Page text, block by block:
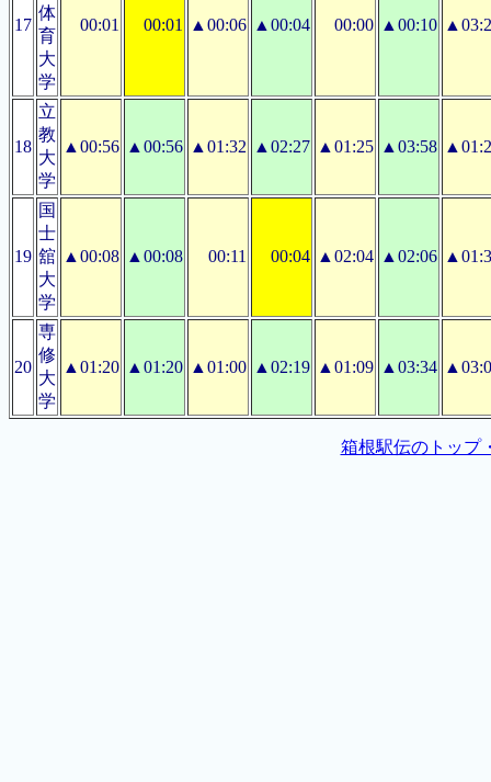
17
体
育
大
学
00:01 00:01 ▲00:06 ▲00:04 00:00 ▲00:10
18
立
教
大
学
▲00:56 ▲00:56 ▲01:32 ▲02:27 ▲01:25 ▲03:58
19
国
士
舘
大
学
▲00:08 ▲00:08 00:11 00:04 ▲02:04 ▲02:06
20
専
修
大
学
▲01:20 ▲01:20 ▲01:00 ▲02:19 ▲01:09 ▲03:34
箱根駅伝のトップ